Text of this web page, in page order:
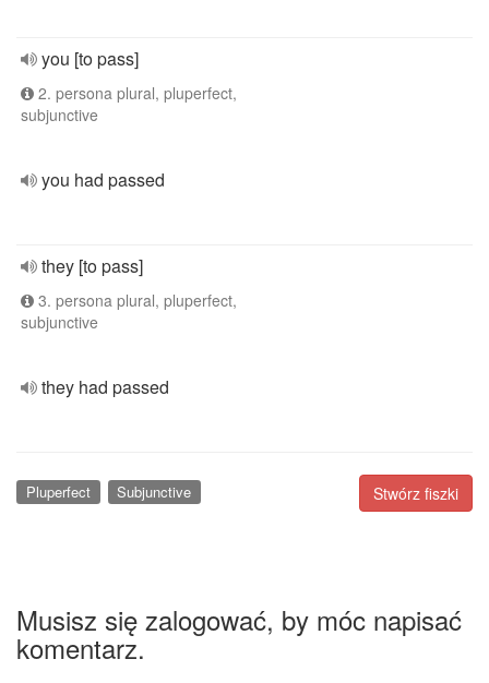
you [to pass]
2. persona plural, pluperfect,
subjunctive
you had passed
they [to pass]
3. persona plural, pluperfect,
subjunctive
they had passed
Stwórz fiszki
Pluperfect Subjunctive
Musisz się zalogować, by móc napisać
komentarz.